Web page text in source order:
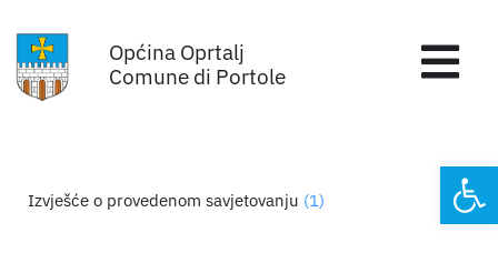
content
Općina Oprtalj
Comune di Portole
Općinska uprava
Izvješće o provedenom savjetovanju (1)